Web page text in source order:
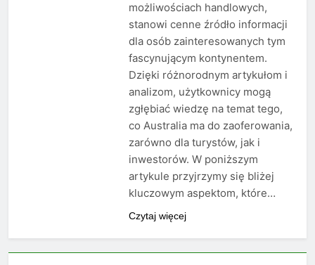
możliwościach handlowych,
stanowi cenne źródło informacji
dla osób zainteresowanych tym
fascynującym kontynentem.
Dzięki różnorodnym artykułom i
analizom, użytkownicy mogą
zgłębiać wiedzę na temat tego,
co Australia ma do zaoferowania,
zarówno dla turystów, jak i
inwestorów. W poniższym
artykule przyjrzymy się bliżej
kluczowym aspektom, które…
Czytaj więcej